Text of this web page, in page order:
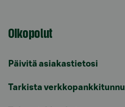
Oikopolut
Päivitä asiakastietosi
Tarkista